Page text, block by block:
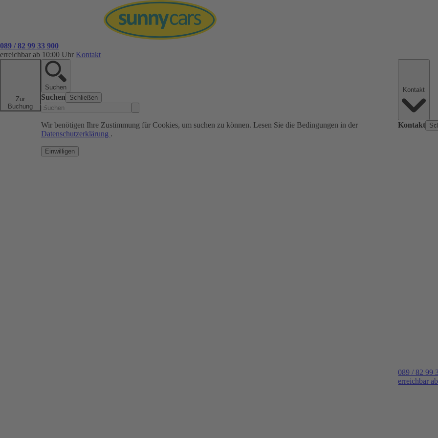
089 / 82 99 33 900
erreichbar ab 10:00 Uhr Kontakt
Zur
Buchung
Suchen
Suchen Schließen
Wir benötigen Ihre Zustimmung für Cookies, um suchen zu können. Lesen Sie die Bedingungen in der
Datenschutzerklärung .
Einwilligen
Kontakt
089 / 82 99
erreichbar